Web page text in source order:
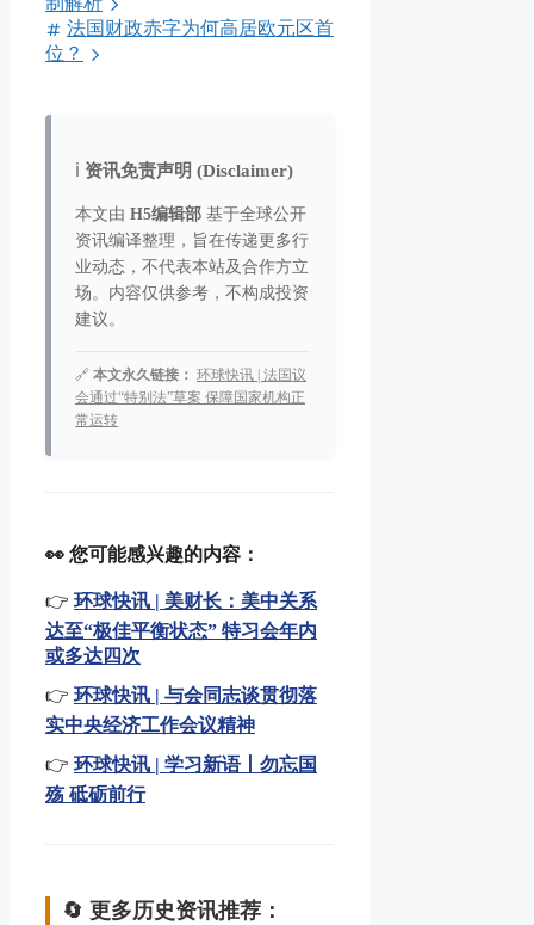
法国财政赤字为何高居欧元区首
位？
ℹ️ 资讯免责声明 (Disclaimer)
本文由 H5编辑部 基于全球公开
资讯编译整理，旨在传递更多行
业动态，不代表本站及合作方立
场。内容仅供参考，不构成投资
建议。
🔗 本文永久链接： 环球快讯 | 法国议
会通过“特别法”草案 保障国家机构正
常运转
👀 您可能感兴趣的内容：
👉 环球快讯 | 美财长：美中关系
达至“极佳平衡状态” 特习会年内
或多达四次
👉 环球快讯 | 与会同志谈贯彻落
实中央经济工作会议精神
👉 环球快讯 | 学习新语丨勿忘国
殇 砥砺前行
🔄 更多历史资讯推荐：